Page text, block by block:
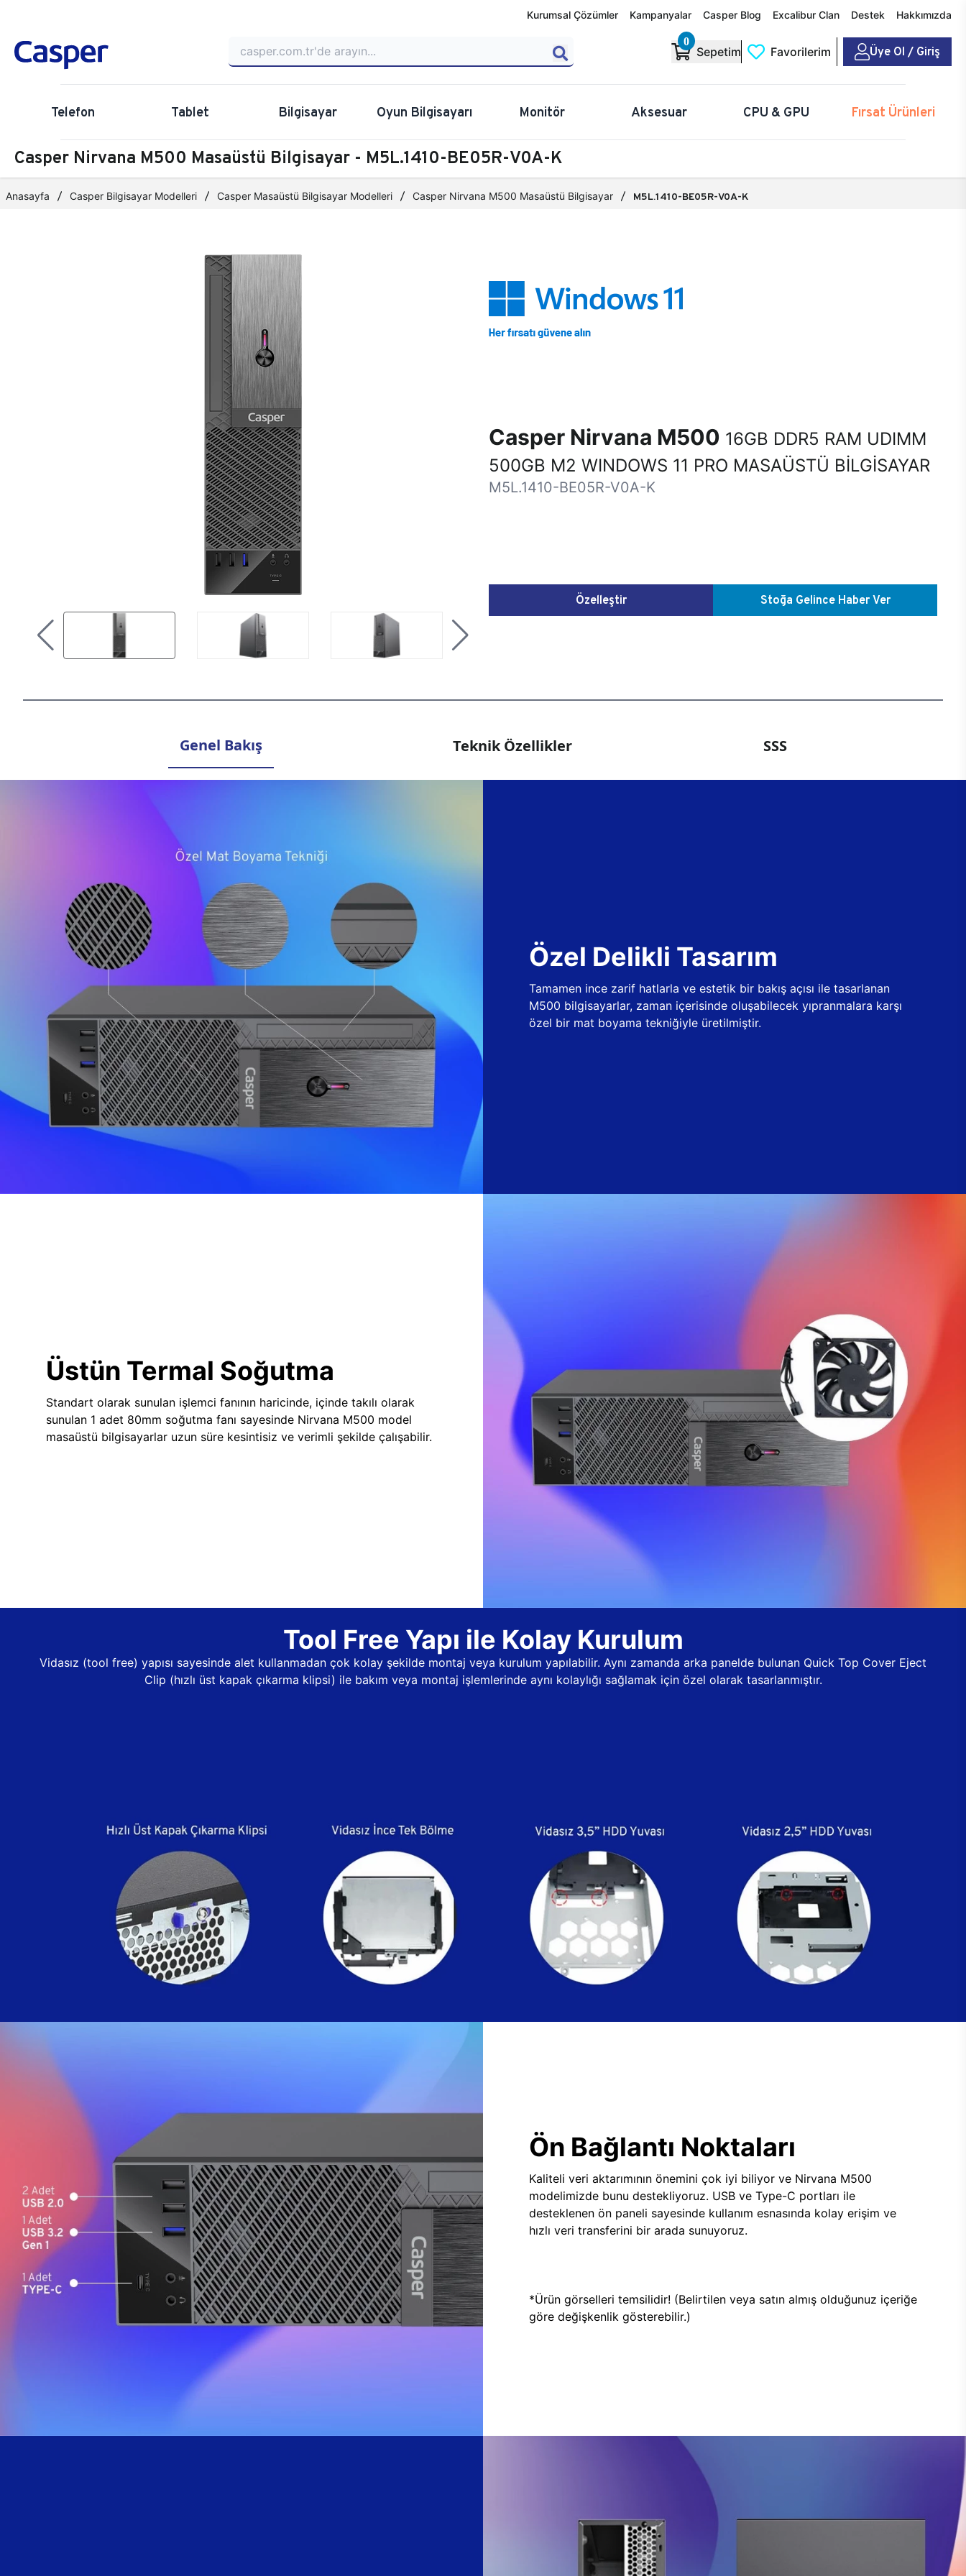
Kurumsal Çözümler Kampanyalar Casper Blog Excalibur Clan Destek Hakkımızda
0
Sepetim Favorilerim Üye Ol / Giriş
Telefon Tablet Bilgisayar Oyun Bilgisayarı Monitör Aksesuar CPU & GPU Fırsat Ürünleri
Casper Nirvana M500 Masaüstü Bilgisayar - M5L.1410-BE05R-V0A-K
Anasayfa Casper Bilgisayar Modelleri Casper Masaüstü Bilgisayar Modelleri Casper Nirvana M500 Masaüstü Bilgisayar M5L.1410-BE05R-V0A-K
Casper Nirvana M500 16GB DDR5 RAM UDIMM
500GB M2 WINDOWS 11 PRO MASAÜSTÜ BİLGİSAYAR
M5L.1410-BE05R-V0A-K
Özelleştir Stoğa Gelince Haber Ver
Genel Bakış Teknik Özellikler SSS
Özel Delikli Tasarım
Tamamen ince zarif hatlarla ve estetik bir bakış açısı ile tasarlanan
M500 bilgisayarlar, zaman içerisinde oluşabilecek yıpranmalara karşı
özel bir mat boyama tekniğiyle üretilmiştir.
Üstün Termal Soğutma
Standart olarak sunulan işlemci fanının haricinde, içinde takılı olarak
sunulan 1 adet 80mm soğutma fanı sayesinde Nirvana M500 model
masaüstü bilgisayarlar uzun süre kesintisiz ve verimli şekilde çalışabilir.
Tool Free Yapı ile Kolay Kurulum
Vidasız (tool free) yapısı sayesinde alet kullanmadan çok kolay şekilde montaj veya kurulum yapılabilir. Aynı zamanda arka panelde bulunan Quick Top Cover Eject
Clip (hızlı üst kapak çıkarma klipsi) ile bakım veya montaj işlemlerinde aynı kolaylığı sağlamak için özel olarak tasarlanmıştır.
Ön Bağlantı Noktaları
Kaliteli veri aktarımının önemini çok iyi biliyor ve Nirvana M500
modelimizde bunu destekliyoruz. USB ve Type-C portları ile
desteklenen ön paneli sayesinde kullanım esnasında kolay erişim ve
hızlı veri transferini bir arada sunuyoruz.
*Ürün görselleri temsilidir! (Belirtilen veya satın almış olduğunuz içeriğe
göre değişkenlik gösterebilir.)